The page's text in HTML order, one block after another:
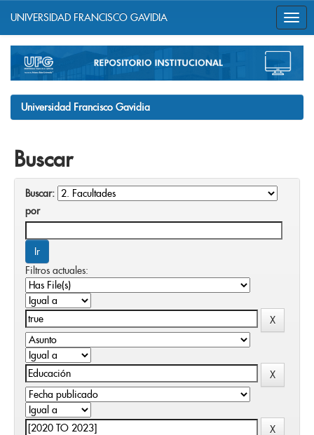
navigation
UNIVERSIDAD FRANCISCO GAVIDIA
Universidad Francisco Gavidia
Buscar
Buscar:
por
Filtros actuales: